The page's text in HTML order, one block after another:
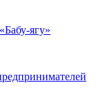
ягу»